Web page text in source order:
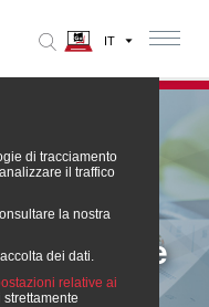
crescente
di tracciamento
il traffico
la nostra
dei dati.
relative ai